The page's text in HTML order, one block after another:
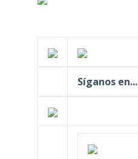
Síganos en...